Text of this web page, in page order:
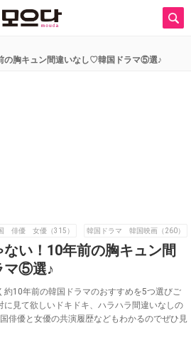
の胸キュン間違いなし♡韓国ドラマ⑤選♪
俳優 女優（315） 韓国ドラマ 韓国映画（260）
い！10年前の胸キュン間
マ⑤選♪
約10年前の韓国ドラマのおすすめを5つ選びご
見て欲しいドキドキ、ハラハラ間違いなしの
俳優と女優の共演履歴などもわかるのでぜひ見